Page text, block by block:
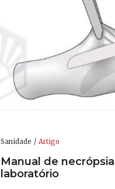
Sanidade Artigo
Manual de
laboratório